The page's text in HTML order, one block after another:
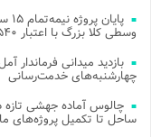
وسطی کلا بزرگ با اعتبار ۵۴۰ میلیاردی
چهارشنبه‌های خدمت‌رسانی
ساحل تا تکمیل پروژه‌های